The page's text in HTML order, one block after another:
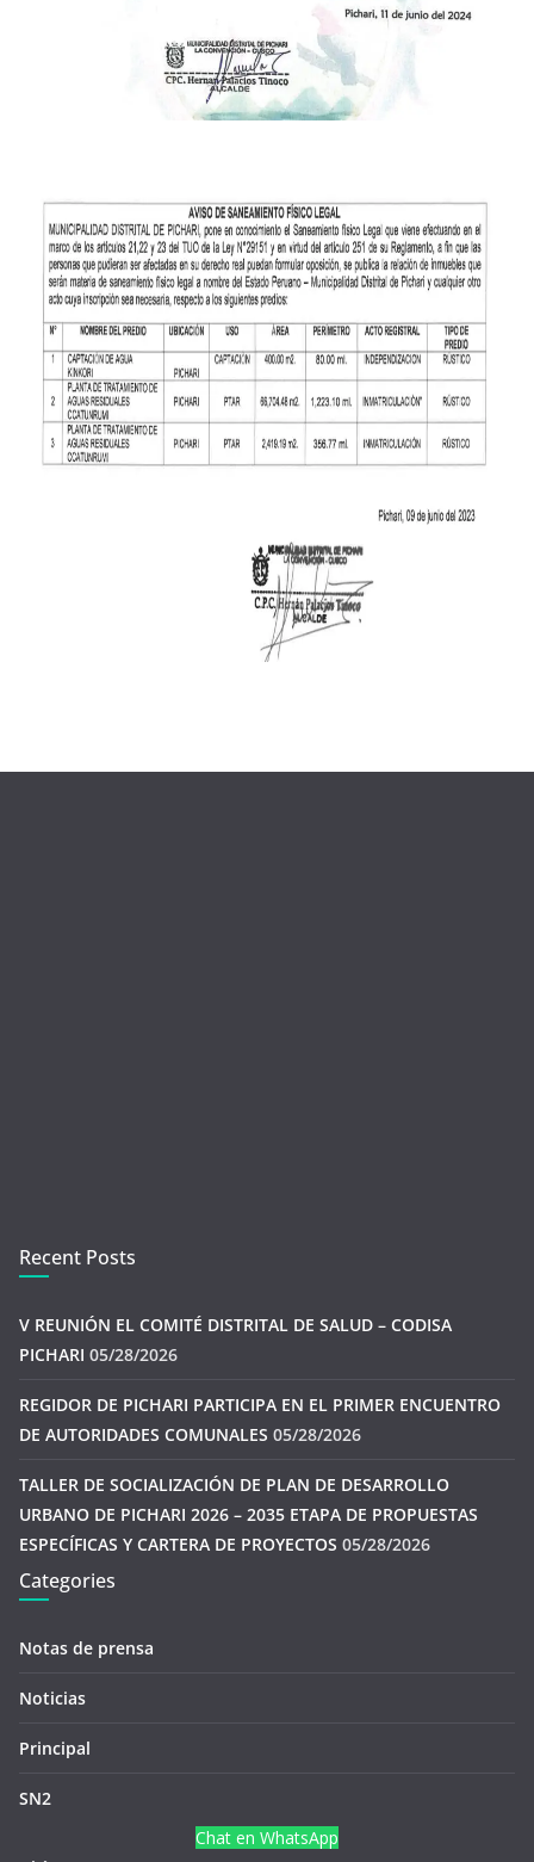
Recent Posts
V REUNIÓN EL COMITÉ DISTRITAL DE SALUD – CODISA
PICHARI 05/28/2026
REGIDOR DE PICHARI PARTICIPA EN EL PRIMER ENCUENTRO
DE AUTORIDADES COMUNALES 05/28/2026
TALLER DE SOCIALIZACIÓN DE PLAN DE DESARROLLO
URBANO DE PICHARI 2026 – 2035 ETAPA DE PROPUESTAS
ESPECÍFICAS Y CARTERA DE PROYECTOS 05/28/2026
Categories
Notas de prensa
Noticias
Principal
SN2
Chat en WhatsApp